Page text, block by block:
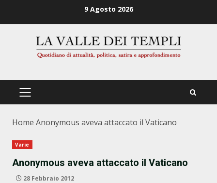
9 Agosto 2026
PRIMÄRES
Home Anonymous aveva attaccato il Vaticano
Varie
Anonymous aveva attaccato il Vaticano
28 Febbraio 2012